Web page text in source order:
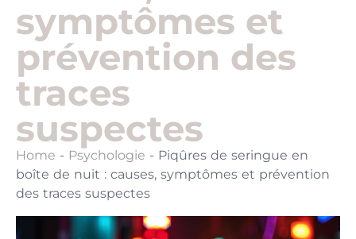
symptômes et
prévention des
traces
suspectes
Home - Psychologie - Piqûres de seringue en
boîte de nuit : causes, symptômes et prévention
des traces suspectes